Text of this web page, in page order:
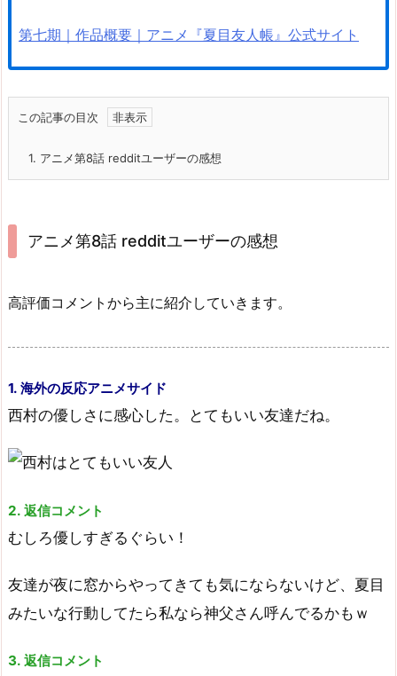
第七期｜作品概要｜アニメ『夏目友人帳』公式サイト
この記事の目次
1. アニメ第8話 redditユーザーの感想
アニメ第8話 redditユーザーの感想
高評価コメントから主に紹介していきます。
1. 海外の反応アニメサイド
西村の優しさに感心した。とてもいい友達だね。
2. 返信コメント
むしろ優しすぎるぐらい！
友達が夜に窓からやってきても気にならないけど、夏目
みたいな行動してたら私なら神父さん呼んでるかもｗ
3. 返信コメント